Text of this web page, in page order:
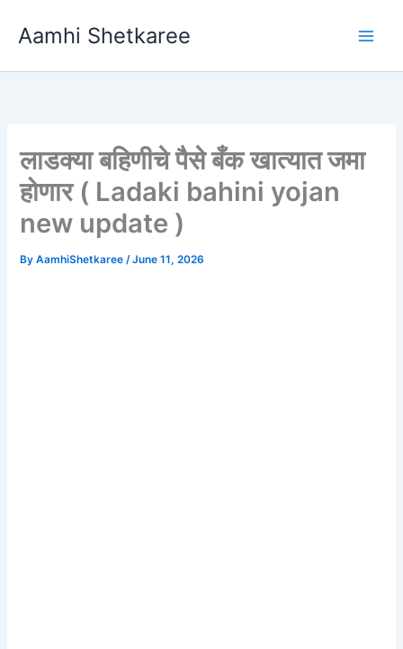
Aamhi Shetkaree
लाडक्या बहिणीचे पैसे बँक खात्यात जमा
होणार ( Ladaki bahini yojan
new update )
ByAamhiShetkaree/June 11, 2026